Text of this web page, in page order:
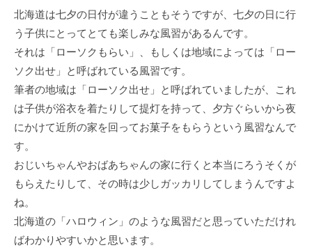
北海道は七夕の日付が違うこともそうですが、七夕の日に行
う子供にとってとても楽しみな風習があるんです。
それは「ローソクもらい」、もしくは地域によっては「ロー
ソク出せ」と呼ばれている風習です。
筆者の地域は「ローソク出せ」と呼ばれていましたが、これ
は子供が浴衣を着たりして提灯を持って、夕方ぐらいから夜
にかけて近所の家を回ってお菓子をもらうという風習なんで
す。
おじいちゃんやおばあちゃんの家に行くと本当にろうそくが
もらえたりして、その時は少しガッカリしてしまうんですよ
ね。
北海道の「ハロウィン」のような風習だと思っていただけれ
ばわかりやすいかと思います。